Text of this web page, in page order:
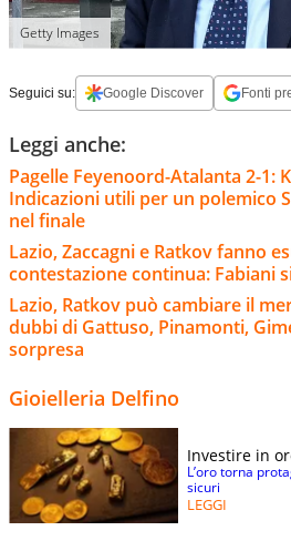
Getty Images
Seguici su: Google Discover Fonti
Leggi anche:
Pagelle Feyenoord-Atalanta 2-1:
Indicazioni utili per un polemico
nel finale
Lazio, Zaccagni e Ratkov fanno
contestazione continua: Fabiani
Lazio, Ratkov può cambiare il
dubbi di Gattuso, Pinamonti,
sorpresa
Gioielleria Delfino
Investire in
L’oro torna
sicuri
LEGGI